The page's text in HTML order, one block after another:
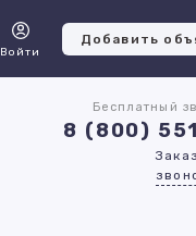
Войти
Добавить
Бесплатный
8 (800)